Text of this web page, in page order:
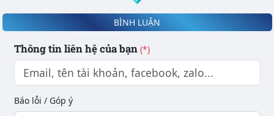
BÌNH LUẬN
Thông tin liên hệ của bạn (*)
Báo lỗi / Góp ý